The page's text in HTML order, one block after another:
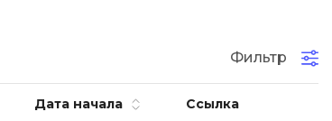
Фильтр
Дата начала Ссылка
Д
Дизайнер верстальщик